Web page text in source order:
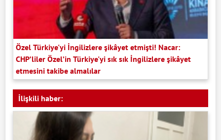
Özel Türkiye'yi İngilizlere şikâyet etmişti! Nacar:
CHP’liler Özel’in Türkiye'yi sık sık İngilizlere şikâyet
etmesini takibe almalılar
İlişkili haber: